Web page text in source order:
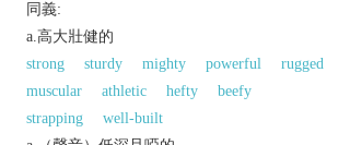
同義:
a.高大壯健的
strong
sturdy mighty powerful
rugged
muscular
athletic hefty
beefy
strapping
well-built